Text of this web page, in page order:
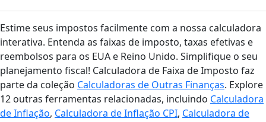
Estime seus impostos facilmente com a nossa calculadora
interativa. Entenda as faixas de imposto, taxas efetivas e
reembolsos para os EUA e Reino Unido. Simplifique o seu
planejamento fiscal! Calculadora de Faixa de Imposto faz
parte da coleção Calculadoras de Outras Finanças. Explore
12 outras ferramentas relacionadas, incluindo Calculadora
de Inflação, Calculadora de Inflação CPI, Calculadora de